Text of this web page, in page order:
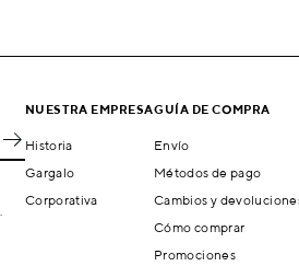
NUESTRA EMPRESA
Historia
Gargalo
Corporativa
GUÍA DE COMPRA
Envío
Métodos de pago
Cambios y
Cómo comprar
Promociones